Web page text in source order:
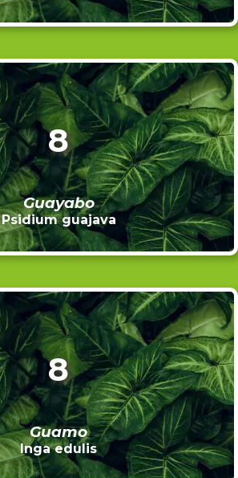
8
Guayabo
Psidium guajava
8
Guamo
Inga edulis